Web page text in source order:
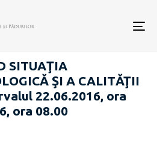
MEDIULUI
SITUAŢIA
ŞI A CALITĂŢII
22.06.2016, ora
ora 08.00